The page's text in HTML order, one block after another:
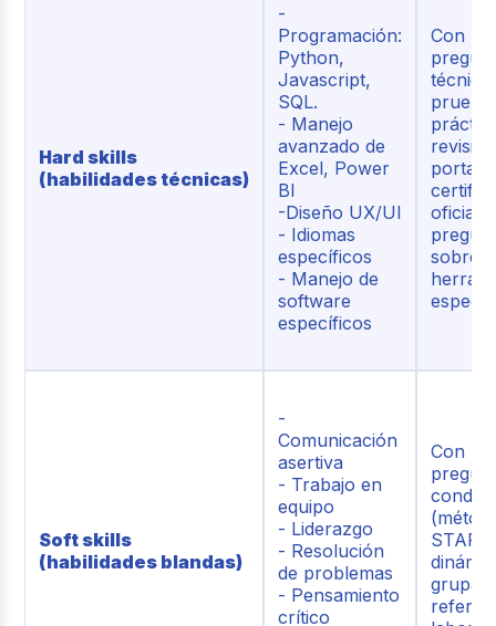
Hard skills
(habilidades técnicas)
-
Programación:
Python,
Javascript,
SQL.
- Manejo
avanzado de
Excel, Power
BI
-Diseño UX/UI
- Idiomas
específicos
- Manejo de
software
específicos
Con
sobre
Soft skills
(habilidades blandas)
-
Comunicación
asertiva
- Trabajo en
equipo
- Liderazgo
- Resolución
de problemas
- Pensamiento
crítico
Con
STAR),